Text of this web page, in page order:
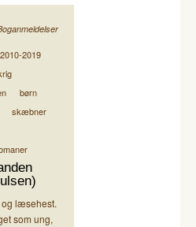
2010-2019
børn
skæbner
læsehest.
som ung,